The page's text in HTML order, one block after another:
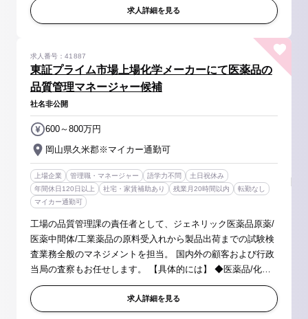
ラフィー) ...
求人詳細を見る
東証プライム市場上場化学メーカーにて医薬品の
品質管理マネージャー候補
求人番号：41887
社名非公開
岡山県久米郡※マイカー通勤可
600～800万円
上場企業 管理職・マネージャー 語学力不問
土日祝休み
年間休日120日以上
社宅・家賃補助あり 残業月20時間以内
転勤なし
マイカー通勤可
工場の品質管理課の責任者として、ジェネリック医薬品原薬/
医薬中間体/工業薬品の原料受入れから製品出荷までの試験検
査業務全般のマネジメントを担当。 国内外の顧客および行政
当局の査察もお任せします。 【具体的には】 ◆医薬品/化成
品の原料から製造に関する分析業務、分析方法の開発、微量
不純物の構造解析、...
求人詳細を見る